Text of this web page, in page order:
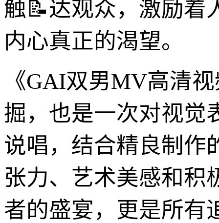
触📝达观众，激励着
内心真正的渴望。
《GAI双男MV高清
掘，也是一次对视觉
说唱，结合精良制作
张力、艺术美感和积
者的盛宴，更是所有